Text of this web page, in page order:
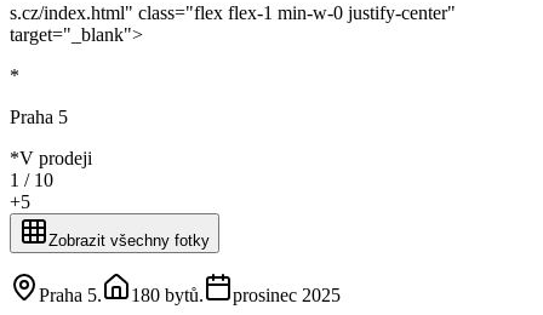
s.cz/index.html" class="flex flex-1 min-w-0 justify-center"
target="_blank">
*
Praha 5
*V prodeji
1 / 10
+5
Zobrazit všechny fotky
Praha 5. 180 bytů. prosinec 2025